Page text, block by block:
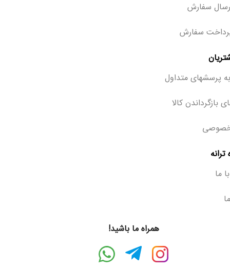
سفارش
سفارش
پرسشهای متداول
بازگرداندن کالا
ما
همراه ما باشید!